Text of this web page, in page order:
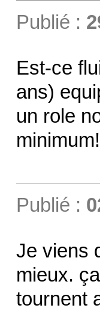
Publié :
Est-ce
ans)
un role
minimum!
Publié :
Je viens
mieux.
tournent